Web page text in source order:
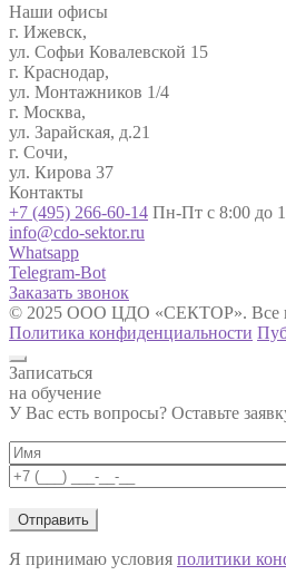
Наши офисы
г. Ижевск,
ул. Софьи Ковалевской 15
г. Краснодар,
ул. Монтажников 1/4
г. Москва,
ул. Зарайская, д.21
г. Сочи,
ул. Кирова 37
Контакты
+7 (495) 266-60-14 Пн-Пт с 8:00 до
info@cdo-sektor.ru
Whatsapp
Telegram-Bot
Заказать звонок
© 2025 ООО ЦДО «СЕКТОР». Все
Политика конфиденциальности
Записаться
на обучение
У Вас есть вопросы? Оставьте
Я принимаю условия политики